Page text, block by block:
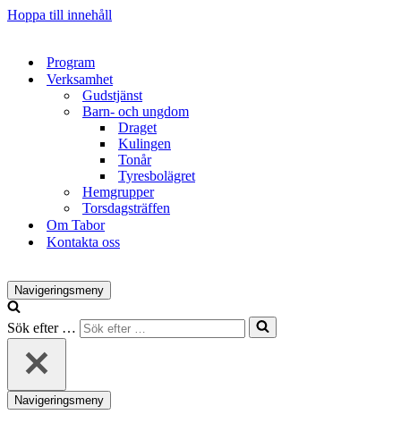
Hoppa till innehåll
Program
Verksamhet
Gudstjänst
Barn- och ungdom
Draget
Kulingen
Tonår
Tyresbolägret
Hemgrupper
Torsdagsträffen
Om Tabor
Kontakta oss
Navigeringsmeny
Sök efter …
Navigeringsmeny